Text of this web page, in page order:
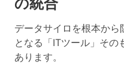
データサイロを根本か
となる「ITツール」その
あります。